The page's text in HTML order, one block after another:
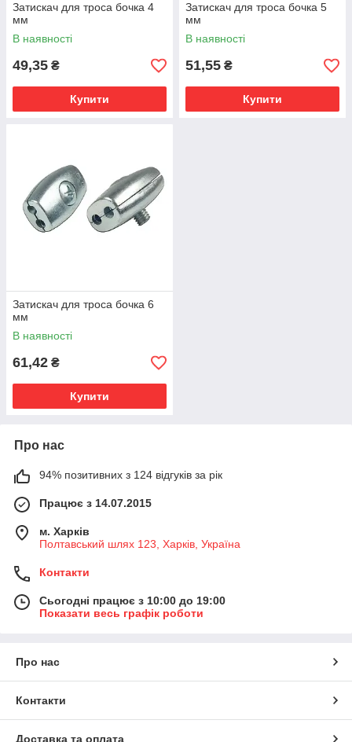
Затискач для троса бочка 4
мм
В наявності
49,35 ₴
Купити
Затискач для троса бочка 5
мм
В наявності
51,55 ₴
Купити
Затискач для троса бочка 6
мм
В наявності
61,42 ₴
Купити
Про нас
94% позитивних з 124 відгуків за рік
Працює з 14.07.2015
м. Харків
Полтавський шлях 123, Харків, Україна
Контакти
Сьогодні працює з 10:00 до 19:00
Показати весь графік роботи
Про нас
Контакти
Доставка та оплата